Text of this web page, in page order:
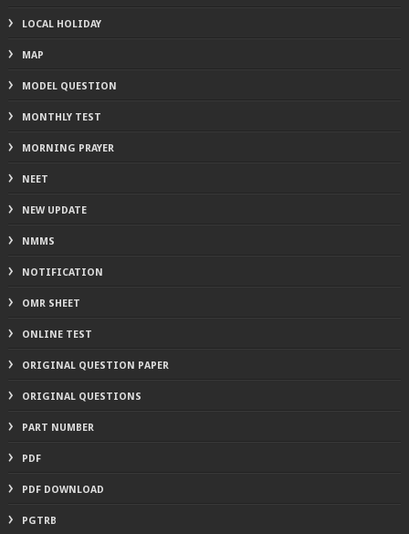
LOCAL HOLIDAY
MAP
MODEL QUESTION
MONTHLY TEST
MORNING PRAYER
NEET
NEW UPDATE
NMMS
NOTIFICATION
OMR SHEET
ONLINE TEST
ORIGINAL QUESTION PAPER
ORIGINAL QUESTIONS
PART NUMBER
PDF
PDF DOWNLOAD
PGTRB